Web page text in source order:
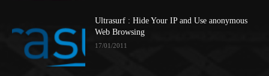
Ultrasurf : Hide Your IP and Use anonymous
Web Browsing
17/01/2011